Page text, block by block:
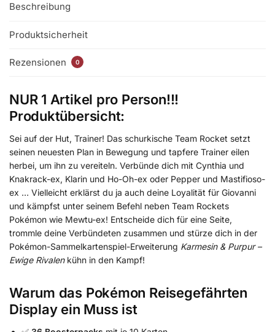
Beschreibung
Produktsicherheit
Rezensionen 0
NUR 1 Artikel pro Person!!!
Produktübersicht:
Sei auf der Hut, Trainer! Das schurkische Team Rocket setzt
seinen neuesten Plan in Bewegung und tapfere Trainer eilen
herbei, um ihn zu vereiteln. Verbünde dich mit Cynthia und
Knakrack-ex, Klarin und Ho-Oh-ex oder Pepper und Mastifioso-
ex … Vielleicht erklärst du ja auch deine Loyalität für Giovanni
und kämpfst unter seinem Befehl neben Team Rockets
Pokémon wie Mewtu-ex! Entscheide dich für eine Seite,
trommle deine Verbündeten zusammen und stürze dich in der
Pokémon-Sammelkartenspiel-Erweiterung Karmesin & Purpur –
Ewige Rivalenkühn in den Kampf!
Warum das Pokémon Reisegefährten
Display ein Muss ist